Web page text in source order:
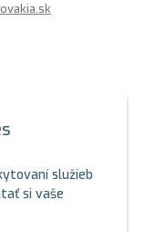
služieb
si vaše
likvidáciu